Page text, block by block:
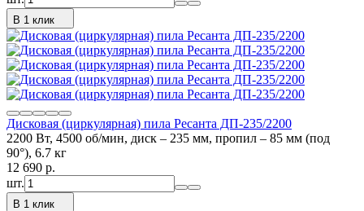
В 1 клик
Дисковая (циркулярная) пила Ресанта ДП-235/2200
2200 Вт, 4500 об/мин, диск – 235 мм, пропил – 85 мм (под
90°), 6.7 кг
12 690 p.
шт.
В 1 клик